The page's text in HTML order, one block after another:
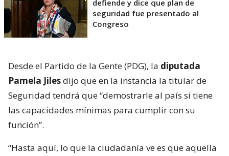
defiende y dice que plan de
seguridad fue presentado al
Congreso
Desde el Partido de la Gente (PDG), la diputada
Pamela Jilesdijo que en la instancia la titular de
Seguridad tendrá que “demostrarle al país si tiene
las capacidades mínimas para cumplir con su
función”.
“Hasta aquí, lo que la ciudadanía ve es que aquella